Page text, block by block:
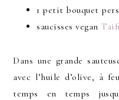
1 petit bouquet
saucisses vegan
Dans une grande
avec l’huile d’olive, à
temps en temps